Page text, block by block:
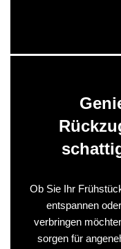
Ob Sie Ihr
entspannen
verbringen
sorgen für